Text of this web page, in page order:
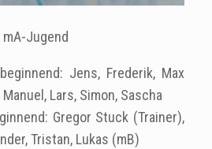
mA-Jugend
Jens, Frederik, Max
Lars, Simon, Sascha
Gregor Stuck (Trainer),
Tristan, Lukas (mB)